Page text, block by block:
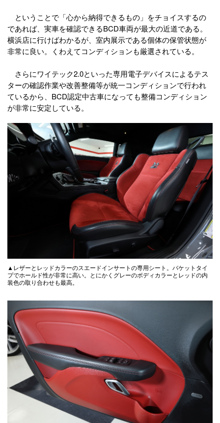
ということで「心から納得できるもの」をチョイスするの
であれば、実車を確認できるBCD車両が最大の近道である。
横浜店に行けばわかるが、室内展示である個体の保管状態が
非常に良い。くわえてコンディションも厳選されている。
さらにワイテック2.0といった専用電子デバイスによるテス
ターの確認作業や改善整備等が統一コンディションで行われ
ているから、BCD認定中古車になっても整備コンディション
が非常に安定している。
▲レザーとレッドカラーのスエードインサートの専用シート。バケットタイ
プでホールド性が非常に高い。とにかくグレーのボディカラーとレッドの内
装色の取り合わせも最高。